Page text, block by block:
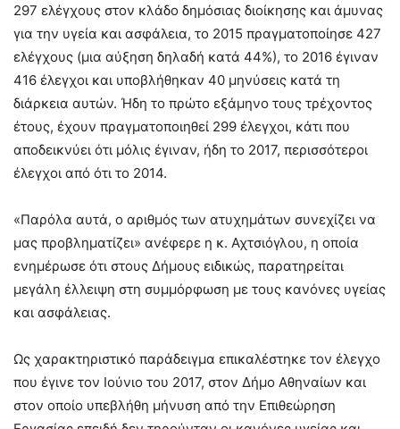
297 ελέγχους στον κλάδο δημόσιας διοίκησης και άμυνας
για την υγεία και ασφάλεια, το 2015 πραγματοποίησε 427
ελέγχους (μια αύξηση δηλαδή κατά 44%), το 2016 έγιναν
416 έλεγχοι και υποβλήθηκαν 40 μηνύσεις κατά τη
διάρκεια αυτών. Ήδη το πρώτο εξάμηνο τους τρέχοντος
έτους, έχουν πραγματοποιηθεί 299 έλεγχοι, κάτι που
αποδεικνύει ότι μόλις έγιναν, ήδη το 2017, περισσότεροι
έλεγχοι από ότι το 2014.
«Παρόλα αυτά, ο αριθμός των ατυχημάτων συνεχίζει να
μας προβληματίζει» ανέφερε η κ. Αχτσιόγλου, η οποία
ενημέρωσε ότι στους Δήμους ειδικώς, παρατηρείται
μεγάλη έλλειψη στη συμμόρφωση με τους κανόνες υγείας
και ασφάλειας.
Ως χαρακτηριστικό παράδειγμα επικαλέστηκε τον έλεγχο
που έγινε τον Ιούνιο του 2017, στον Δήμο Αθηναίων και
στον οποίο υπεβλήθη μήνυση από την Επιθεώρηση